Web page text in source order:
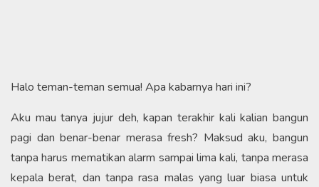
Halo teman-teman semua! Apa kabarnya hari ini?
Aku mau tanya jujur deh, kapan terakhir kali kalian bangun
pagi dan benar-benar merasa fresh? Maksud aku, bangun
tanpa harus mematikan alarm sampai lima kali, tanpa merasa
kepala berat, dan tanpa rasa malas yang luar biasa untuk